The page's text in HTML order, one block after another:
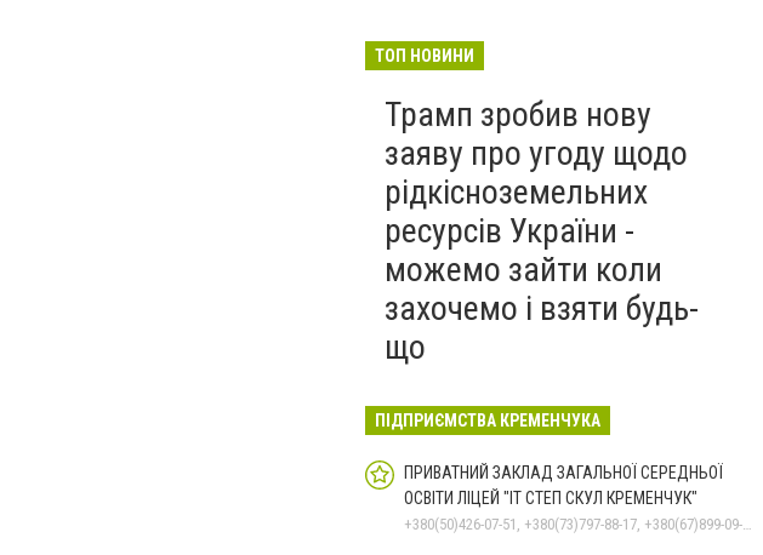
ТОП НОВИНИ
Трамп зробив нову
заяву про угоду щодо
рідкісноземельних
ресурсів України -
можемо зайти коли
захочемо і взяти будь-
що
ПІДПРИЄМСТВА КРЕМЕНЧУКА
ПРИВАТНИЙ ЗАКЛАД ЗАГАЛЬНОЇ СЕРЕДНЬОЇ
ОСВІТИ ЛІЦЕЙ "ІТ СТЕП СКУЛ КРЕМЕНЧУК"
+380(50)426-07-51, +380(73)797-88-17, +380(67)899-09-16